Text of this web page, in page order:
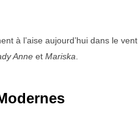
à l’aise aujourd’hui dans le vent
Anne et Mariska.